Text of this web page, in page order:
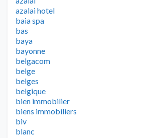
azalai hotel
baia spa
bas
baya
bayonne
belgacom
belge
belges
belgique
bien immobilier
biens immobiliers
biv
blanc